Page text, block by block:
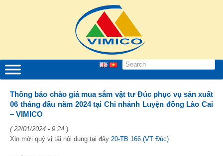
Thông báo chào giá mua sắm vật tư Đúc phục vụ sản xuất
06 tháng đầu năm 2024 tại Chi nhánh Luyện đồng Lào Cai
– VIMICO
( 22/01/2024 - 9:24 )
Xin mời quý vị tải nội dung tại đây 20-TB 166 (VT Đúc)